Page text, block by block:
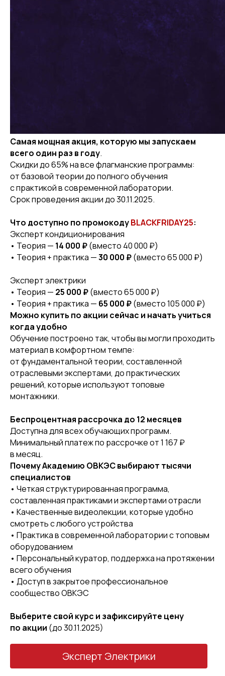
Самая мощная акция, которую мы запускаем
всего один раз в году.
Скидки до 65% на все флагманские программы:
от базовой теории до полного обучения
с практикой в современной лаборатории.
Срок проведения акции до 30.11.2025.
Что доступно по промокодуBLACKFRIDAY25:
Эксперт кондиционирования
• Теория — 14 000 ₽(вместо 40 000 ₽)
• Теория + практика —30 000 ₽(вместо 65 000 ₽)
Эксперт электрики
• Теория — 25 000 ₽(вместо 65 000 ₽)
• Теория + практика — 65 000 ₽(вместо 105 000 ₽)
Можно купить по акции сейчас и начать учиться
когда удобно
Обучение построено так, чтобы вы могли проходить
материал в комфортном темпе:
от фундаментальной теории, составленной
отраслевыми экспертами, до практических
решений, которые используют топовые
монтажники.
Беспроцентная рассрочка до 12 месяцев
Доступна для всех обучающих программ.
Минимальный платеж по рассрочке от 1 167 ₽
в месяц.
Почему Академию ОВКЭС выбирают тысячи
специалистов
• Четкая структурированная программа,
составленная практиками и экспертами отрасли
• Качественные видеолекции, которые удобно
смотреть с любого устройства
• Практика в современной лаборатории с топовым
оборудованием
• Персональный куратор, поддержка на протяжении
всего обучения
• Доступ в закрытое профессиональное
сообщество ОВКЭС
Выберите свой курс и зафиксируйте цену
по акции (до 30.11.2025)
Эксперт Электрики
НАВИГАЦИЯ ПО САЙТУ
8 (800) 222 3 444
125 493, Москва, ул. Нарвская, д. 21
info@klimat.academy
Эксперт Отопления 2.0
Эксперт Электрики
Эксперт Кондиционирования
Бесплатные уроки по монтажу отопления